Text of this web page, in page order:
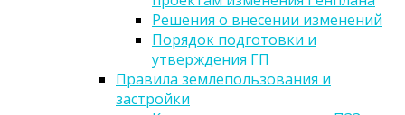
Решения о внесении изменений
Порядок подготовки и
утверждения ГП
Правила землепользования и
застройки